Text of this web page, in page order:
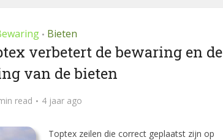
• Bieten
verbetert de bewaring en de
van de bieten
read 4 jaar ago
Toptex zeilen die correct geplaatst zijn op